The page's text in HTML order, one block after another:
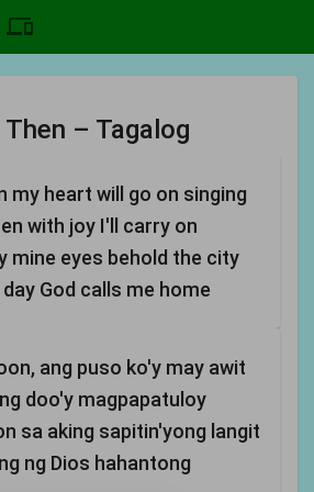
devices
Then – Tagalog
my heart will go on singing
with joy I'll carry on
mine eyes behold the city
God calls me home
ang puso ko'y may awit
doo'y magpapatuloy
sa aking sapitin'yong langit
ng Dios hahantong